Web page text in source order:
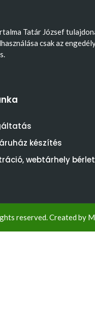
Tatár József
csak az
készítés
webtárhely bérlet
reserved. Created by